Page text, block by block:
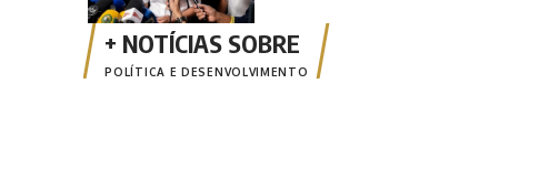
POLÍTICA E DESENVOLVIMENTO